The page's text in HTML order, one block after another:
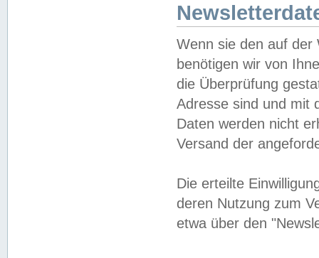
Wenn sie den auf der
benötigen wir von
die Überprüfung
Adresse sind und mit
Daten werden nicht
Versand der
Die erteilte
deren Nutzung zum
etwa über den